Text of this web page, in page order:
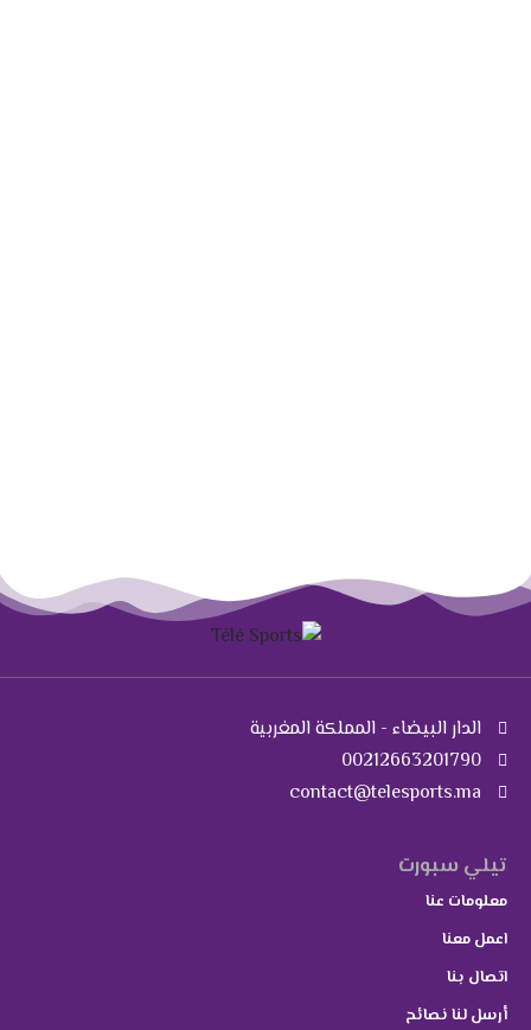
الدار البيضاء - المملكة المغربية
00212663201790
contact@telesports.ma
تيلي سبورت
معلومات عنا
اعمل معنا
اتصال بنا
أرسل لنا نصائح